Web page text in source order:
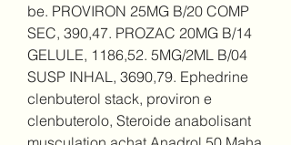
be. PROVIRON 25MG B/20 COMP
SEC, 390,47. PROZAC 20MG B/14
GELULE, 1186,52. 5MG/2ML B/04
SUSP INHAL, 3690,79. Ephedrine
clenbuterol stack, proviron e
clenbuterolo, Steroide anabolisant